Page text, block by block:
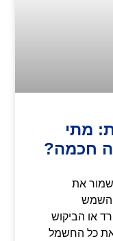
מתי
חכמה?
את
השמש
או הביקוש
את כל החשמל